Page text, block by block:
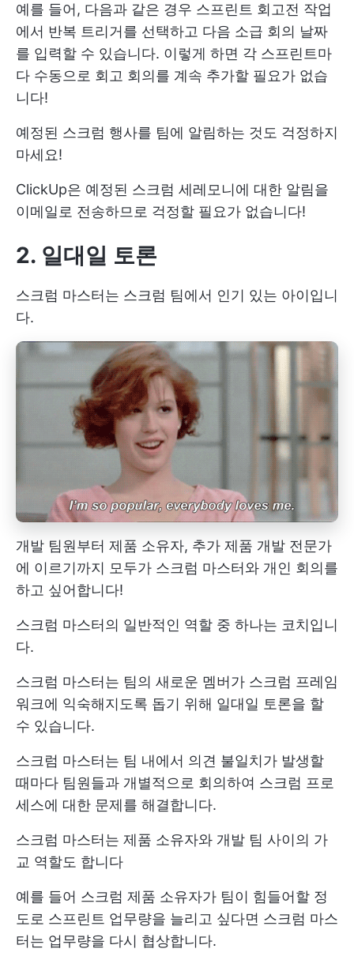
예를 들어, 다음과 같은 경우 스프린트 회고전 작업
에서 반복 트리거를 선택하고 다음 소급 회의 날짜
를 입력할 수 있습니다. 이렇게 하면 각 스프린트마
다 수동으로 회고 회의를 계속 추가할 필요가 없습
니다!
예정된 스크럼 행사를 팀에 알림하는 것도 걱정하지
마세요!
ClickUp은 예정된 스크럼 세레모니에 대한 알림을
이메일로 전송하므로 걱정할 필요가 없습니다!
2. 일대일 토론
스크럼 마스터는 스크럼 팀에서 인기 있는 아이입니
다.
개발 팀원부터 제품 소유자, 추가 제품 개발 전문가
에 이르기까지 모두가 스크럼 마스터와 개인 회의를
하고 싶어합니다!
스크럼 마스터의 일반적인 역할 중 하나는 코치입니
다.
스크럼 마스터는 팀의 새로운 멤버가 스크럼 프레임
워크에 익숙해지도록 돕기 위해 일대일 토론을 할
수 있습니다.
스크럼 마스터는 팀 내에서 의견 불일치가 발생할
때마다 팀원들과 개별적으로 회의하여 스크럼 프로
세스에 대한 문제를 해결합니다.
스크럼 마스터는 제품 소유자와 개발 팀 사이의 가
교 역할도 합니다
예를 들어 스크럼 제품 소유자가 팀이 힘들어할 정
도로 스프린트 업무량을 늘리고 싶다면 스크럼 마스
터는 업무량을 다시 협상합니다.